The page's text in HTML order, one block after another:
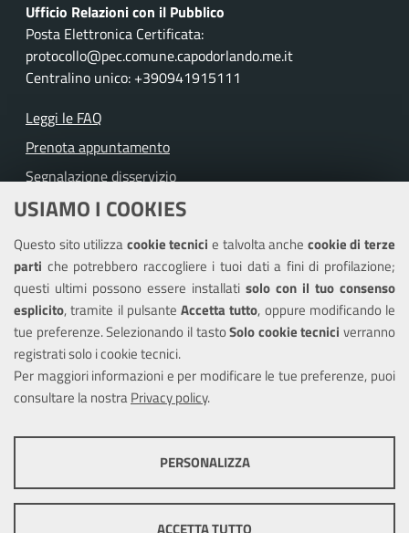
USIAMO I COOKIES
Questo sito utilizzacookie tecnicie talvolta anche cookie di terze
parti che potrebbero raccogliere i tuoi dati a fini di profilazione;
questi ultimi possono essere installati solo con il tuo consenso
esplicito, tramite il pulsante Accetta tutto, oppure modificando le
tue preferenze. Selezionando il tastoSolo cookie tecnici verranno
registrati solo i cookie tecnici.
Per maggiori informazioni e per modificare le tue preferenze, puoi
consultare la nostraPrivacy policy.
PERSONALIZZA
Ufficio Relazioni con il Pubblico
Posta Elettronica Certificata:
protocollo@pec.comune.capodorlando.me.it
Centralino unico: +390941915111
Leggi le FAQ
Prenota appuntamento
Segnalazione disservizio
Richiesta assistenza
Amministrazione trasparente
Informativa privacy
Note legali
Piano di miglioramento del sito
Dichiarazione di accessibilità